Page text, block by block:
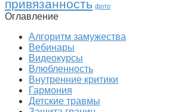
привязанность фото
Оглавление
Алгоритм замужества
Вебинары
Видеокурсы
Влюбленность
Внутренние критики
Гармония
Детские травмы